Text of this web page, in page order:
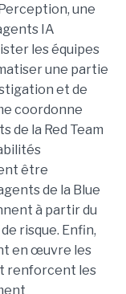
une
IA
les équipes
une partie
et de
coordonne
de la Red Team
être
de la Blue
à partir du
risque. Enfin,
en œuvre les
renforcent les